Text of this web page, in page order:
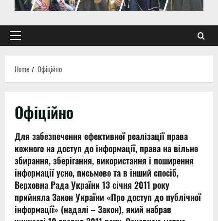
Primary
Home
Офіційно
Офіційно
Для забезпечення ефективної реалізації права
кожного на доступ до інформації, права на вільне
збирання, зберігання, використання і поширення
інформації усно, письмово та в інший спосіб,
Верховна Рада України 13 січня 2011 року
прийняла Закон України «Про доступ до публічної
інформації» (надалі – Закон), який набрав